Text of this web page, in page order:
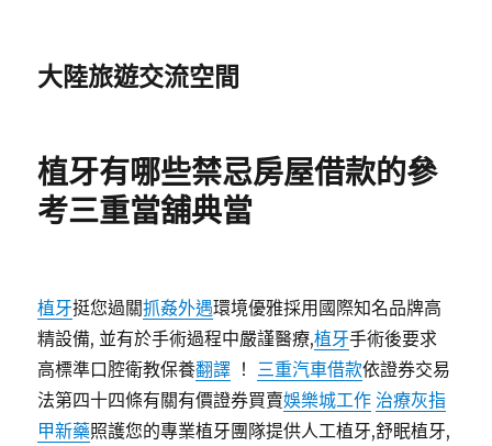
大陸旅遊交流空間
植牙有哪些禁忌房屋借款的參
考三重當舖典當
植牙挺您過關抓姦外遇環境優雅採用國際知名品牌高
精設備, 並有於手術過程中嚴謹醫療,植牙手術後要求
高標準口腔衛教保養翻譯 ！ 三重汽車借款依證券交易
法第四十四條有關有價證券買賣娛樂城工作 治療灰指
甲新藥照護您的專業植牙團隊提供人工植牙,舒眠植牙,